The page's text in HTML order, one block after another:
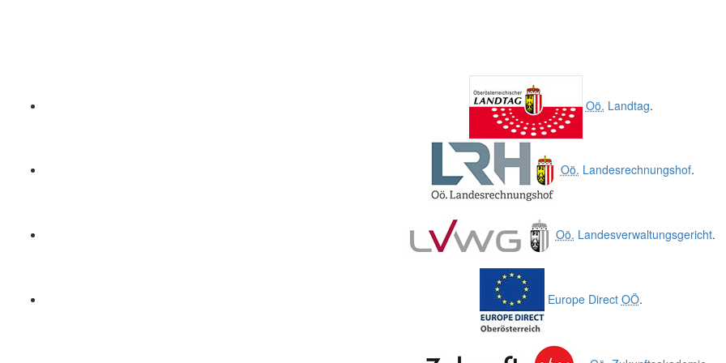
Oö. Landtag.
Oö. Landesrechnungshof.
Oö. Landesverwaltungsgericht.
Europe Direct OÖ.